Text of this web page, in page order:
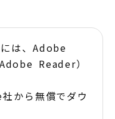
は、Adobe
Reader）
から無償でダウ